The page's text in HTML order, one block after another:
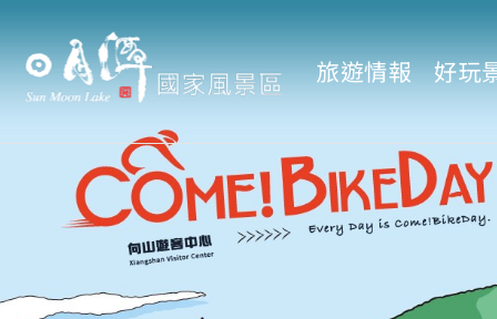
旅遊情報 好玩